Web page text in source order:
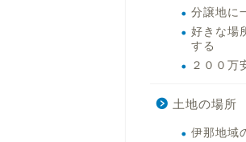
分譲地に
好きな場
する
２００万
土地の場所
伊那地域